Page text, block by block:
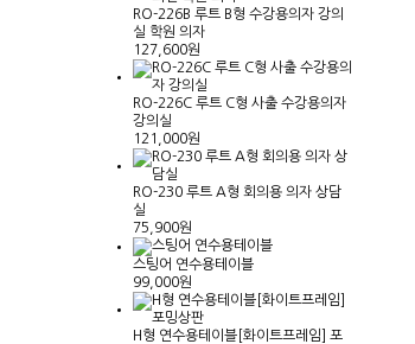
RO-226B 루트 B형 수강용의자 강의
실 학원 의자
127,600원
RO-226C 루트 C형 사출 수강용의자
강의실
121,000원
RO-230 루트 A형 회의용 의자 상담
실
75,900원
스팅어 연수용테이블
99,000원
H형 연수용테이블[화이트프레임] 포